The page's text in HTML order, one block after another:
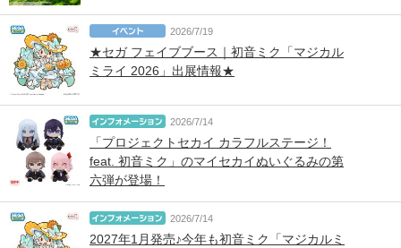
2026/7/19
★セガ フェイブブース｜初音ミク「マジカル
ミライ 2026」出展情報★
2026/7/14
「プロジェクトセカイ カラフルステージ！
feat. 初音ミク」のマイセカイぬいぐるみの第
六弾が登場！
2026/7/14
2027年1月発売♪今年も初音ミク「マジカルミ